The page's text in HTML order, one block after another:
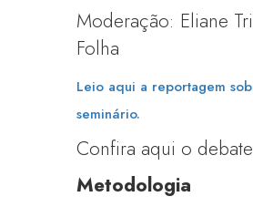
Moderação: Eliane
Folha
Leio aqui a reportagem
seminário.
Confira aqui o
Metodologia